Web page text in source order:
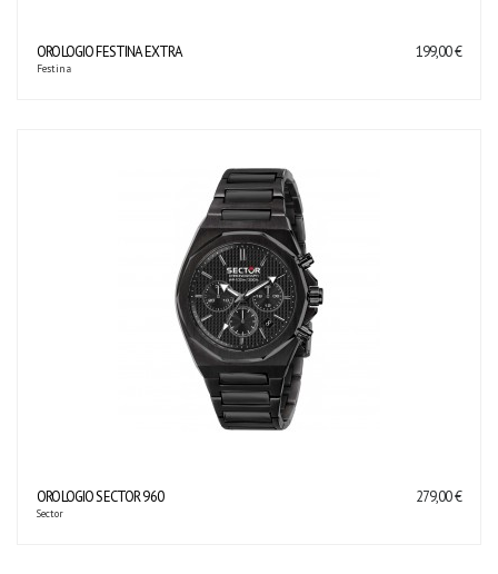
OROLOGIO FESTINA EXTRA
Festina
199,00 €
OROLOGIO SECTOR 960
Sector
279,00 €